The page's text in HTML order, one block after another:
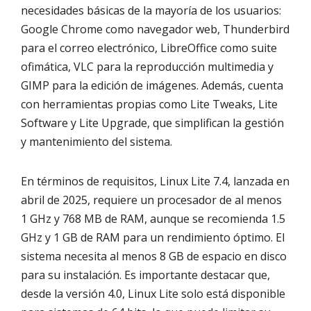
necesidades básicas de la mayoría de los usuarios:
Google Chrome como navegador web, Thunderbird
para el correo electrónico, LibreOffice como suite
ofimática, VLC para la reproducción multimedia y
GIMP para la edición de imágenes. Además, cuenta
con herramientas propias como Lite Tweaks, Lite
Software y Lite Upgrade, que simplifican la gestión
y mantenimiento del sistema.
En términos de requisitos, Linux Lite 7.4, lanzada en
abril de 2025, requiere un procesador de al menos
1 GHz y 768 MB de RAM, aunque se recomienda 1.5
GHz y 1 GB de RAM para un rendimiento óptimo. El
sistema necesita al menos 8 GB de espacio en disco
para su instalación. Es importante destacar que,
desde la versión 4.0, Linux Lite solo está disponible